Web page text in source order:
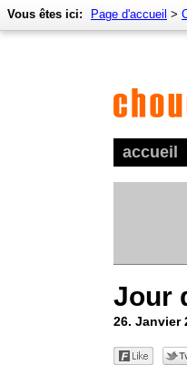
accueil
Vous êtes ici: Page d'accueil >
Jour
26. Janvier